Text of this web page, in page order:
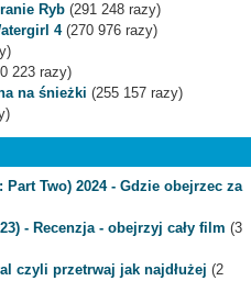
Ryb (291 248 razy)
4(270 976 razy)
223 razy)
na śnieżki (255 157 razy)
Two) 2024 - Gdzie obejrzec za
- Recenzja - obejrzyj cały film (3
czyli przetrwaj jak najdłużej (2